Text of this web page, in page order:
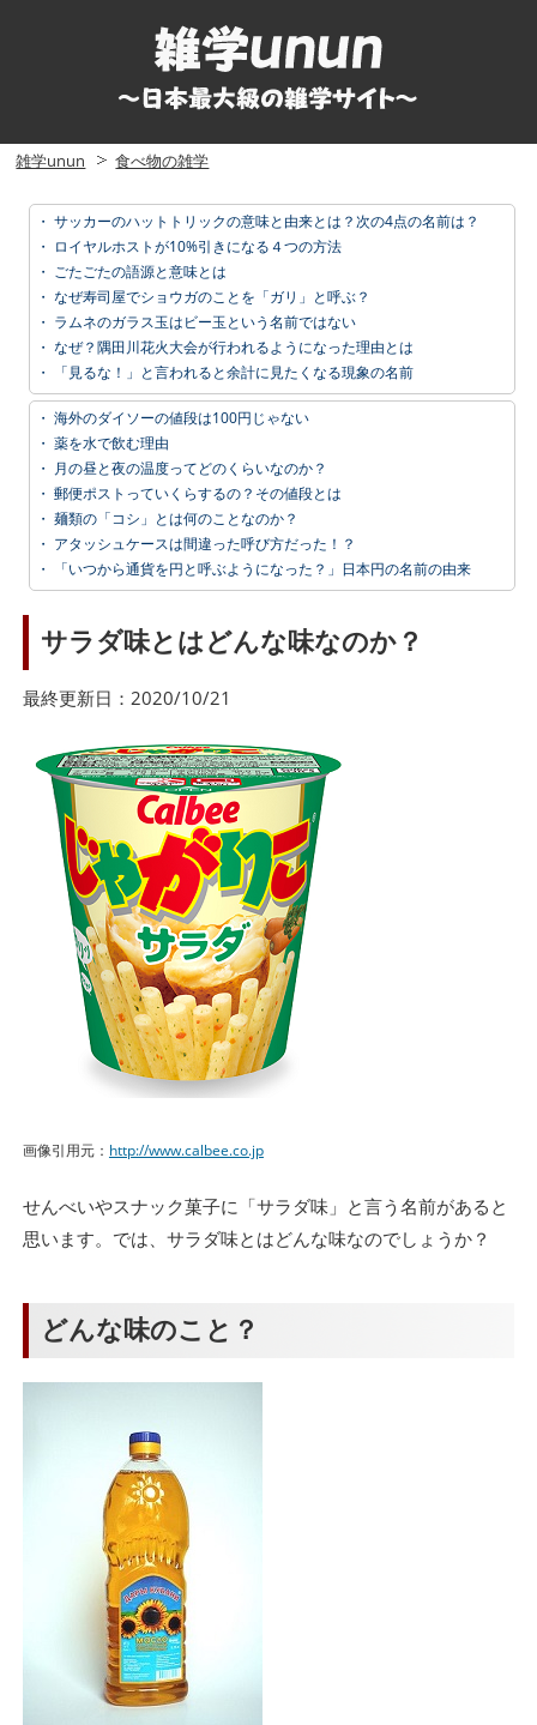
雑学unun 食べ物の雑学
・ サッカーのハットトリックの意味と由来とは？次の4点の名前は？
・ ロイヤルホストが10%引きになる４つの方法
・ ごたごたの語源と意味とは
・ なぜ寿司屋でショウガのことを「ガリ」と呼ぶ？
・ ラムネのガラス玉はビー玉という名前ではない
・ なぜ？隅田川花火大会が行われるようになった理由とは
・
「見るな！」と言われると余計に見たくなる現象の名前
・ 海外のダイソーの値段は100円じゃない
・ 薬を水で飲む理由
・ 月の昼と夜の温度ってどのくらいなのか？
・ 郵便ポストっていくらするの？その値段とは
・ 麺類の「コシ」とは何のことなのか？
・ アタッシュケースは間違った呼び方だった！？
・
「いつから通貨を円と呼ぶようになった？」日本円の名前の由来
サラダ味とはどんな味なのか？
最終更新日：2020/10/21
画像引用元： http://www.calbee.co.jp
せんべいやスナック菓子に「サラダ味」と言う名前があると
思います。では、サラダ味とはどんな味なのでしょうか？
どんな味のこと？